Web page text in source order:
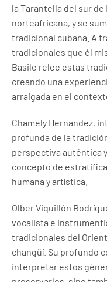
la Tarantella del sur
norteafricana, y se
tradicional cubana. A
tradicionales que él
Basile relee estas
creando una
arraigada en el
Chamely Hernandez,
profunda de la
perspectiva auténtica
concepto de
humana y artística.
Olber Viquillón
vocalista e
tradicionales del
changüí. Su profundo
interpretar estos